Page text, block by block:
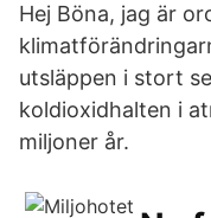
Hej Böna, jag är
utsläppen i stort
koldioxidhalten i
miljoner år.